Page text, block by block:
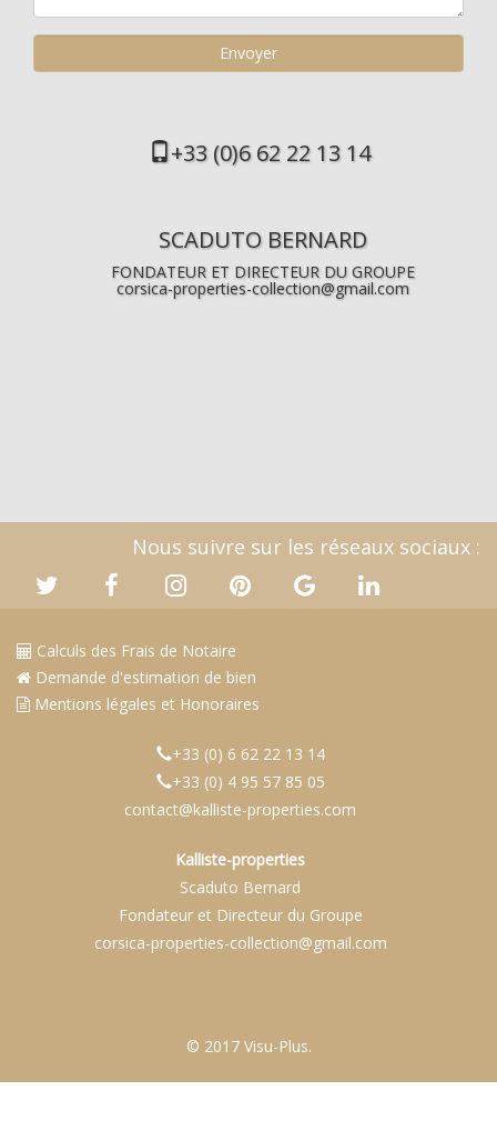
+33 (0)6 62 22 13 14
SCADUTO BERNARD
FONDATEUR ET DIRECTEUR DU GROUPE
corsica-properties-collection@gmail.com
Nous suivre sur les réseaux sociaux :
Calculs des Frais de Notaire
Demande d'estimation de bien
Mentions légales et Honoraires
+33 (0) 6 62 22 13 14
+33 (0) 4 95 57 85 05
contact@kalliste-properties.com
Kalliste-properties
Scaduto Bernard
Fondateur et Directeur du Groupe
corsica-properties-collection@gmail.com
© 2017 Visu-Plus.